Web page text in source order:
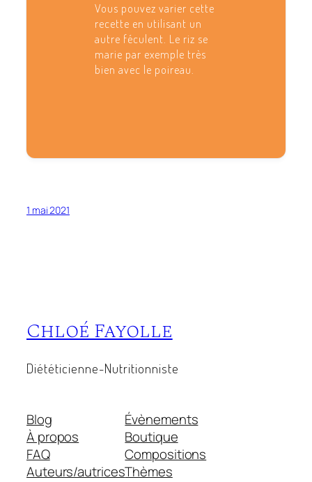
Vous pouvez varier cette
recette en utilisant un
autre féculent. Le riz se
marie par exemple très
bien avec le poireau.
1 mai 2021
Chloé Fayolle
Diététicienne-Nutritionniste
Blog
À propos
FAQ
Auteurs/autrices
Évènements
Boutique
Compositions
Thèmes